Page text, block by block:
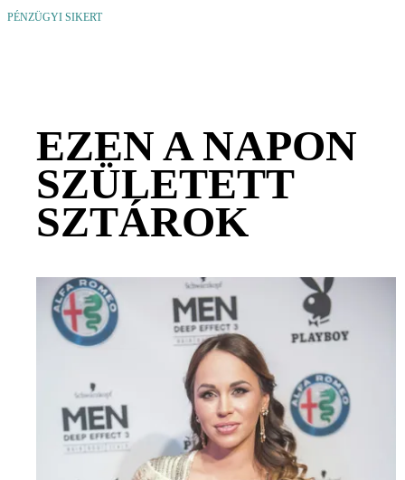
PÉNZÜGYI SIKERT
EZEN A NAPON
SZÜLETETT
SZTÁROK